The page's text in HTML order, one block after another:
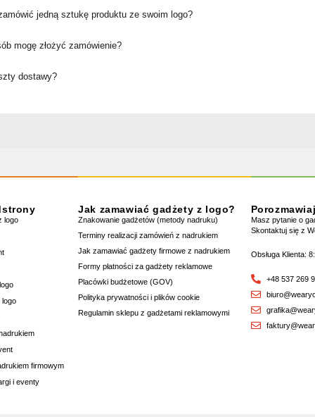
jedną sztukę produktu ze swoim logo?
mogę złożyć zamówienie?
dostawy?
logo
logo
firmowym
i eventy
Jak zamawiać gadżety z logo?
Znakowanie gadżetów (metody nadruku)
Terminy realizacji zamówień z nadrukiem
Jak zamawiać gadżety firmowe z nadrukiem
Formy płatności za gadżety reklamowe
Placówki budżetowe (GOV)
Polityka prywatności i plików cookie
Regulamin sklepu z gadżetami reklamowymi
Masz pytanie o
Skontaktuj się z
Obsługa Klienta:
+48 537 269